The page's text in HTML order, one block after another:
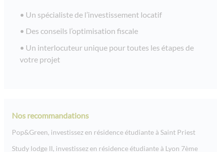
Un spécialiste de l’investissement locatif
Des conseils l’optimisation fiscale
Un interlocuteur unique pour toutes les étapes de
votre projet
Nos recommandations
Pop&Green, investissez en résidence étudiante à Saint Priest
Study lodge II, investissez en résidence étudiante à Lyon 7ème